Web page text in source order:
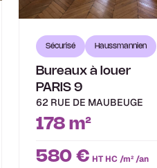
Sécurisé Haussmannien
Bureaux à louer
PARIS 9
62 RUE DE MAUBEUGE
178 m²
580 € HT HC /m² /an